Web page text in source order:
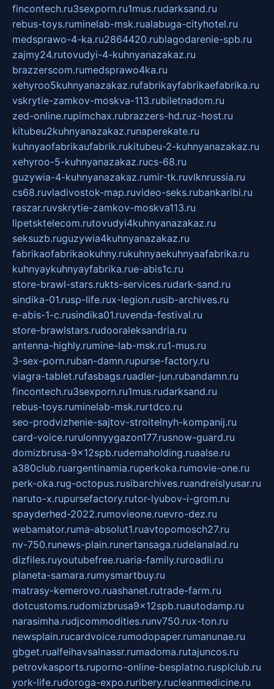
fincontech.ru3sexporn.ru1mus.rudarksand.ru
rebus-toys.ruminelab-msk.rualabuga-cityhotel.ru
medsprawo-4-ka.ru2864420.rublagodarenie-spb.ru
zajmy24.rutovudyi-4-kuhnyanazakaz.ru
brazzerscom.rumedsprawo4ka.ru
xehyroo5kuhnyanazakaz.rufabrikayfabrikaefabrika.ru
vskrytie-zamkov-moskva-113.rubiletnadom.ru
zed-online.rupimchax.rubrazzers-hd.ruz-host.ru
kitubeu2kuhnyanazakaz.runaperekate.ru
kuhnyaofabrikaufabrik.rukitubeu-2-kuhnyanazakaz.ru
xehyroo-5-kuhnyanazakaz.rucs-68.ru
guzywia-4-kuhnyanazakaz.rumir-tk.ruvlknrussia.ru
cs68.ruvladivostok-map.ruvideo-seks.rubankaribi.ru
raszar.ruvskrytie-zamkov-moskva113.ru
lipetsktelecom.rutovudyi4kuhnyanazakaz.ru
seksuzb.ruguzywia4kuhnyanazakaz.ru
fabrikaofabrikaokuhny.rukuhnyaekuhnyaafabrika.ru
kuhnyaykuhnyayfabrika.rue-abis1c.ru
store-brawl-stars.rukts-services.rudark-sand.ru
sindika-01.rusp-life.rux-legion.rusib-archives.ru
e-abis-1-c.rusindika01.ruvenda-festival.ru
store-brawlstars.rudooraleksandria.ru
antenna-highly.rumine-lab-msk.ru1-mus.ru
3-sex-porn.ruban-damn.rupurse-factory.ru
viagra-tablet.rufasbags.ruadler-jun.rubandamn.ru
fincontech.ru3sexporn.ru1mus.rudarksand.ru
rebus-toys.ruminelab-msk.rurtdco.ru
seo-prodvizhenie-sajtov-stroitelnyh-kompanij.ru
card-voice.rurulonnyygazon177.rusnow-guard.ru
domizbrusa-9x12spb.rudemaholding.ruaalse.ru
a380club.ruargentinamia.ruperkoka.rumovie-one.ru
perk-oka.rug-octopus.rusibarchives.ruandreislyusar.ru
naruto-x.rupursefactory.rutor-lyubov-i-grom.ru
spayderhed-2022.rumovieone.ruevro-dez.ru
webamator.ruma-absolut1.ruavtopomosch27.ru
nv-750.runews-plain.runertansaga.rudelanalad.ru
dizfiles.ruyoutubefree.ruaria-family.ruroadli.ru
planeta-samara.rumysmartbuy.ru
matrasy-kemerovo.ruashanet.rutrade-farm.ru
dotcustoms.rudomizbrusa9x12spb.ruautodamp.ru
narasimha.rudjcommodities.runv750.rux-ton.ru
newsplain.rucardvoice.rumodopaper.rumanunae.ru
gbget.rualfeihavsalnassr.rumadoma.rutajuncos.ru
petrovkasports.ruporno-online-besplatno.rusplclub.ru
york-life.rudoroga-expo.ruribery.rucleanmedicine.ru